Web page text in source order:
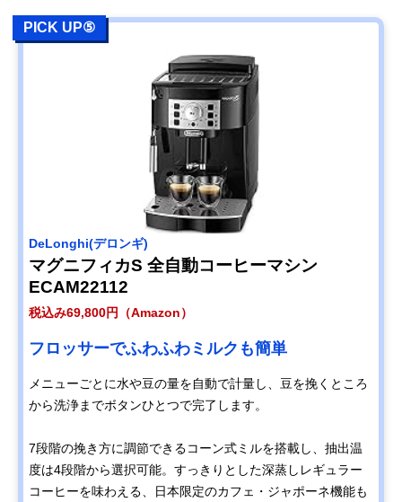
PICK UP⑤
‎DeLonghi(デロンギ)
マグニフィカS 全自動コーヒーマシン
ECAM22112
税込み69,800円（Amazon）
フロッサーでふわふわミルクも簡単
メニューごとに水や豆の量を自動で計量し、豆を挽くところ
から洗浄までボタンひとつで完了します。
7段階の挽き方に調節できるコーン式ミルを搭載し、抽出温
度は4段階から選択可能。すっきりとした深蒸しレギュラー
コーヒーを味わえる、日本限定のカフェ・ジャポーネ機能も